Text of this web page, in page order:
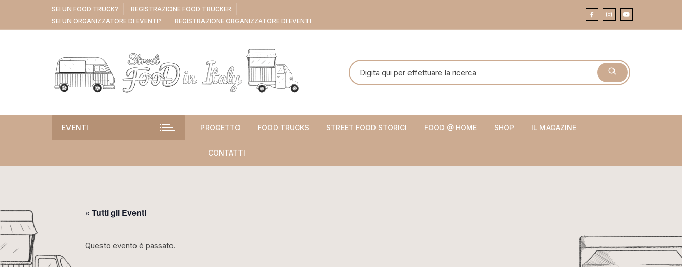
contenuto
SEI UN FOOD TRUCK?
REGISTRAZIONE FOOD TRUCKER
SEI UN ORGANIZZATORE DI EVENTI?
REGISTRAZIONE ORGANIZZATORE DI EVENTI
Cerca:
EVENTI PROGETTO FOOD TRUCKS STREET FOOD STORICI FOOD @ HOME SHOP IL MAGAZINE
CONTATTI
« Tutti gli Eventi
Questo evento è passato.